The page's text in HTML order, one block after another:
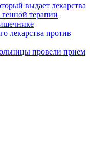
выдает лекарства
терапии
лекарства против
провели прием